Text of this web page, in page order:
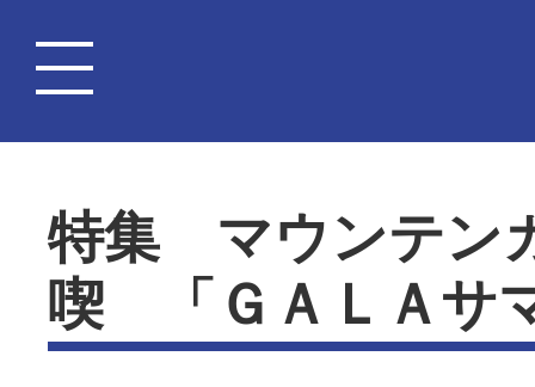
特集 マウンテン
喫 「ＧＡＬＡサ